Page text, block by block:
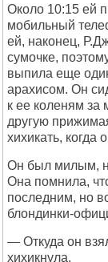
Около 10:15 ей
мобильный
ей, наконец,
сумочке,
выпила еще
арахисом. Он
к ее коленям за
другую
хихикать, когда
Он был милым,
Она помнила,
последним, но
блондинки-
— Откуда он
хихикнула.